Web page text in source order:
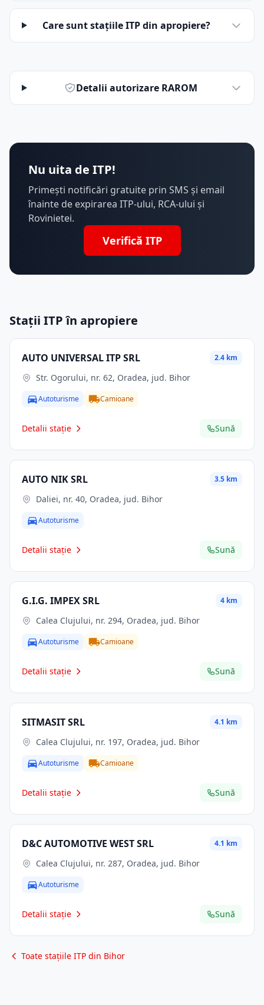
Care sunt stațiile ITP din apropiere?
Detalii autorizare RAROM
Nu uita de ITP!
Primești notificări gratuite prin SMS și email
înainte de expirarea ITP-ului, RCA-ului și
Rovinietei.
Verifică ITP
Stații ITP în apropiere
AUTO UNIVERSAL ITP SRL 2.4 km
Str. Ogorului, nr. 62, Oradea, jud. Bihor
Autoturisme Camioane
Detalii stație Sună
AUTO NIK SRL 3.5 km
Daliei, nr. 40, Oradea, jud. Bihor
Autoturisme
Detalii stație Sună
G.I.G. IMPEX SRL 4 km
Calea Clujului, nr. 294, Oradea, jud. Bihor
Autoturisme Camioane
Detalii stație Sună
SITMASIT SRL 4.1 km
Calea Clujului, nr. 197, Oradea, jud. Bihor
Autoturisme Camioane
Detalii stație Sună
D&C AUTOMOTIVE WEST SRL 4.1 km
Calea Clujului, nr. 287, Oradea, jud. Bihor
Autoturisme
Detalii stație Sună
Toate stațiile ITP din Bihor